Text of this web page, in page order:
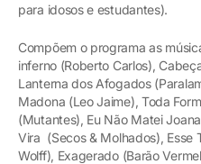
para idosos e estudantes).
Compõem o programa as
inferno (Roberto Carlos),
Lanterna dos Afogados
Madona (Leo Jaime), Toda
(Mutantes), Eu Não Matei
Vira (Secos & Molhados), Esse
Wolff), Exagerado (Barão